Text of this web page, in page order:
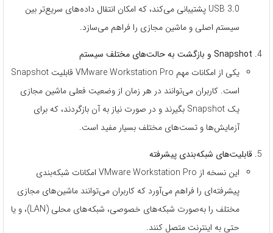
USB 3.0 پشتیبانی می‌کند، که امکان انتقال داده‌های سریع‌تر بین
سیستم اصلی و ماشین مجازی را فراهم می‌سازد.
Snapshot و بازگشت به حالت‌های مختلف سیستم
یکی از امکانات مهم VMware Workstation Pro قابلیت Snapshot
است. کاربران می‌توانند در هر زمان از وضعیت فعلی ماشین مجازی
یک Snapshot بگیرند و در صورت نیاز به آن بازگردند، که برای
آزمایش‌ها و تست‌های مختلف بسیار مفید است.
قابلیت‌های شبکه‌بندی پیشرفته
این نسخه از VMware Workstation Pro امکانات شبکه‌بندی
پیشرفته‌ای را فراهم می‌آورد که کاربران می‌توانند ماشین‌های مجازی
مختلف را به‌صورت شبکه‌های خصوصی، شبکه‌های محلی (LAN)، و یا
حتی به اینترنت متصل کنند.